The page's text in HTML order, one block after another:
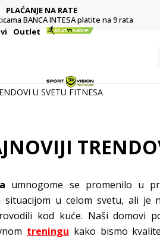
PLAĆANJE NA RATE
BANCA INTESA platite na 9 rata
Outlet
U SVETU FITNESA
umnogome se promenilo u
u celom svetu, ali je
kod kuće. Naši domovi
treningu kako bismo